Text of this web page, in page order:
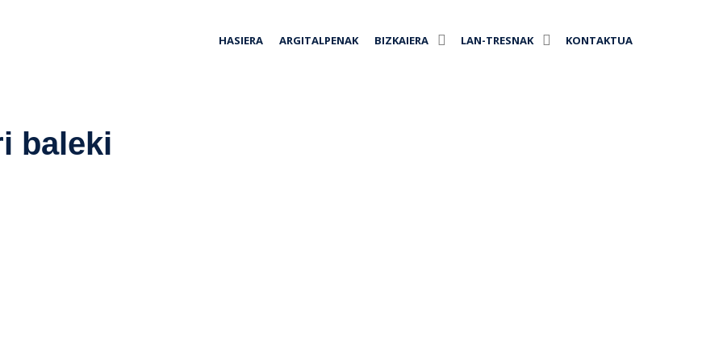
HASIERA ARGITALPENAK BIZKAIERA LAN-TRESNAK KONTAKTUA
baleki